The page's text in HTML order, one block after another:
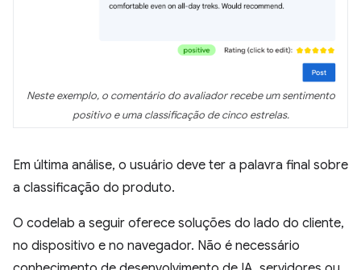
Neste exemplo, o comentário do avaliador recebe um sentimento
positivo e uma classificação de cinco estrelas.
Em última análise, o usuário deve ter a palavra final sobre
a classificação do produto.
O codelab a seguir oferece soluções do lado do cliente,
no dispositivo e no navegador. Não é necessário